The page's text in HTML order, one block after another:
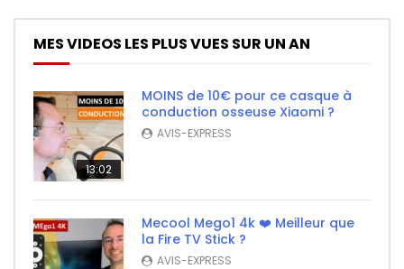
MES VIDEOS LES PLUS VUES SUR UN AN
13:02
MOINS de 10€ pour ce casque à
conduction osseuse Xiaomi ?
AVIS-EXPRESS
Mecool Mego1 4k ❤️ Meilleur que
la Fire TV Stick ?
AVIS-EXPRESS